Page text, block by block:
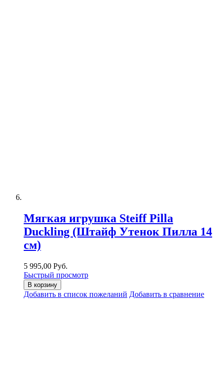
Мягкая игрушка Steiff Pilla
Duckling (Штайф Утенок Пилла 14
см)
5 995,00 Руб.
Быстрый просмотр
В корзину
Добавить в список пожеланий Добавить в сравнение